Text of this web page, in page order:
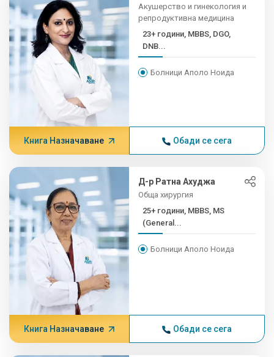
Акушерство и гинекология и
репродуктивна медицина
23+ години, MBBS, DGO,
DNB...
Болници Аполо Ноида
Книга Назначаване Обади се сега
Д-р Ратна Ахуджа
Обща хирургия
25+ години, MBBS, MS
(General...
Болници Аполо Ноида
Книга Назначаване Обади се сега